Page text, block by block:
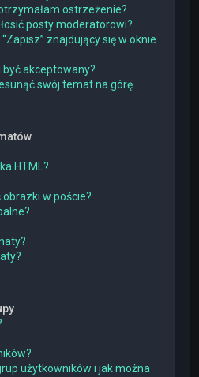
ostrzeżenie?
posty moderatorowi?
znajdujący się w oknie
akceptowany?
swój temat na górę
HTML?
w poście?
użytkowników i jak można